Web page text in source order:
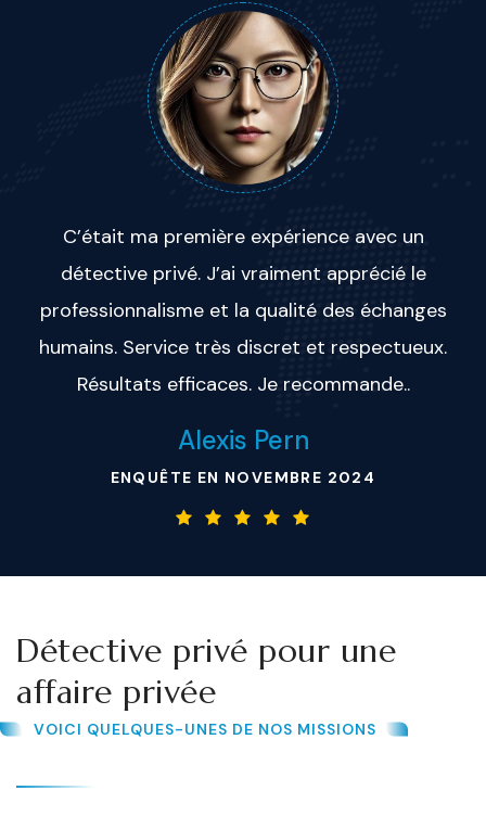
C’était ma première expérience avec un
détective privé. J’ai vraiment apprécié le
professionnalisme et la qualité des échanges
humains. Service très discret et respectueux.
Résultats efficaces. Je recommande..
Alexis Pern
ENQUÊTE EN NOVEMBRE 2024
Détective privé pour une
affaire privée
VOICI QUELQUES-UNES DE NOS MISSIONS